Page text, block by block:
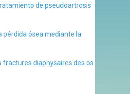
de pseudoartrosis
pérdida ósea mediante la
fractures diaphysaires des os